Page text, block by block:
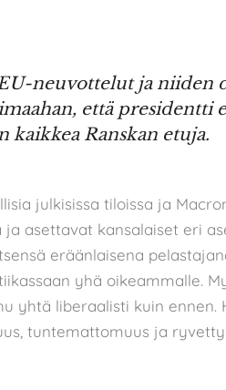
neuvottelut ja niiden
että presidentti
kaikkea Ranskan etuja.
julkisissa tiloissa ja
asettavat kansalaiset eri
eräänlaisena
yhä oikeammalle.
yhtä liberaalisti kuin ennen.
tuntemattomuus ja